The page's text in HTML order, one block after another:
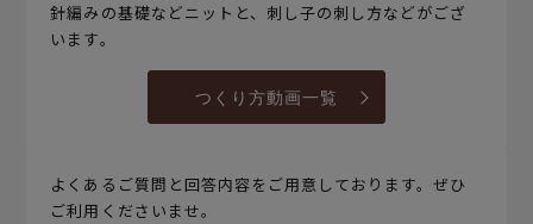
針編みの基礎などニットと、刺し子の刺し方などがござ
います。
つくり方動画一覧
よくあるご質問と回答内容をご用意しております。ぜひ
ご利用くださいませ。